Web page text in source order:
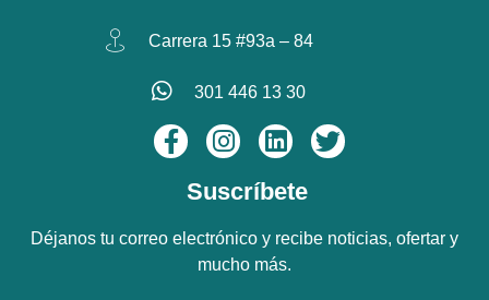
Carrera 15 #93a – 84
301 446 13 30
Suscríbete
Déjanos tu correo electrónico y recibe noticias, ofertar y
mucho más.